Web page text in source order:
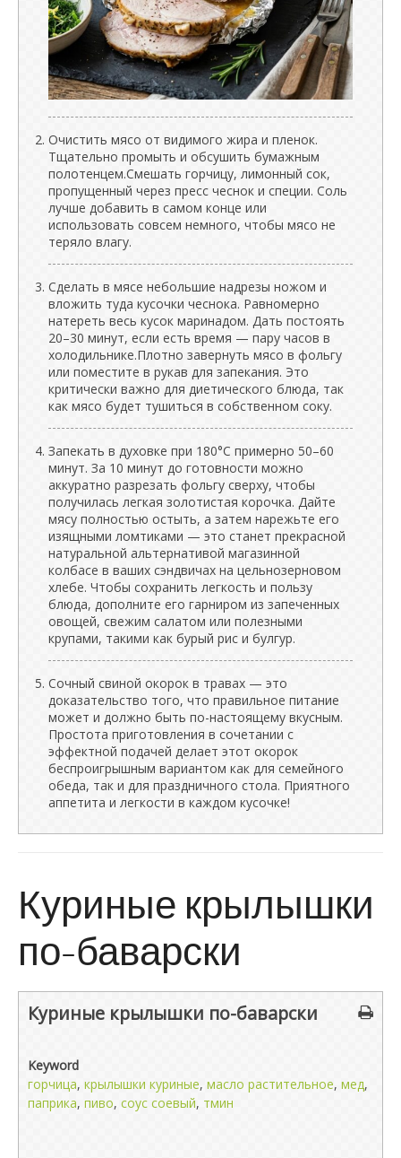
Очистить мясо от видимого жира и пленок.
Тщательно промыть и обсушить бумажным
полотенцем.Смешать горчицу, лимонный сок,
пропущенный через пресс чеснок и специи. Соль
лучше добавить в самом конце или
использовать совсем немного, чтобы мясо не
теряло влагу.
Сделать в мясе небольшие надрезы ножом и
вложить туда кусочки чеснока. Равномерно
натереть весь кусок маринадом. Дать постоять
20–30 минут, если есть время — пару часов в
холодильнике.Плотно завернуть мясо в фольгу
или поместите в рукав для запекания. Это
критически важно для диетического блюда, так
как мясо будет тушиться в собственном соку.
Запекать в духовке при 180°C примерно 50–60
минут. За 10 минут до готовности можно
аккуратно разрезать фольгу сверху, чтобы
получилась легкая золотистая корочка. Дайте
мясу полностью остыть, а затем нарежьте его
изящными ломтиками — это станет прекрасной
натуральной альтернативой магазинной
колбасе в ваших сэндвичах на цельнозерновом
хлебе. Чтобы сохранить легкость и пользу
блюда, дополните его гарниром из запеченных
овощей, свежим салатом или полезными
крупами, такими как бурый рис и булгур.
Сочный свиной окорок в травах — это
доказательство того, что правильное питание
может и должно быть по-настоящему вкусным.
Простота приготовления в сочетании с
эффектной подачей делает этот окорок
беспроигрышным вариантом как для семейного
обеда, так и для праздничного стола. Приятного
аппетита и легкости в каждом кусочке!
Куриные крылышки
по-баварски
Куриные крылышки по-баварски
Keyword
горчица, крылышки куриные, масло растительное, мед,
паприка, пиво, соус соевый, тмин